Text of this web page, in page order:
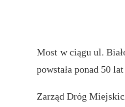
Most w ciągu ul.
powstała ponad 50
Zarząd Dróg